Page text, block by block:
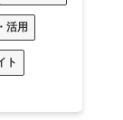
活用
ト